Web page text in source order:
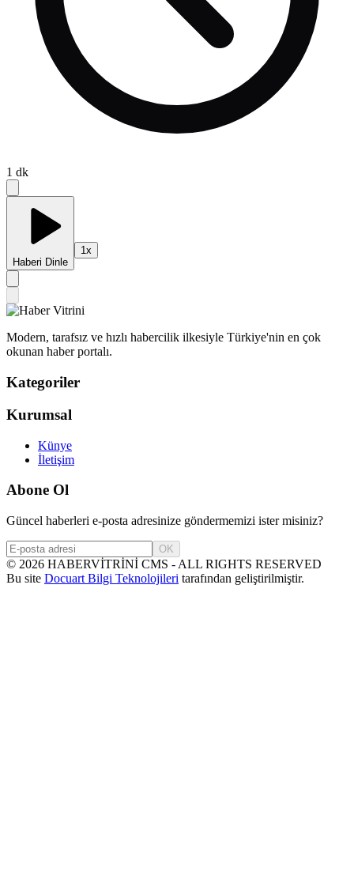
1 dk
Haberi Dinle
1x
Modern, tarafsız ve hızlı habercilik ilkesiyle Türkiye'nin en çok
okunan haber portalı.
Kategoriler
Kurumsal
Künye
İletişim
Abone Ol
Güncel haberleri e-posta adresinize göndermemizi ister misiniz?
OK
© 2026 HABERVİTRİNİ CMS - ALL RIGHTS RESERVED
Bu site Docuart Bilgi Teknolojileri tarafından geliştirilmiştir.